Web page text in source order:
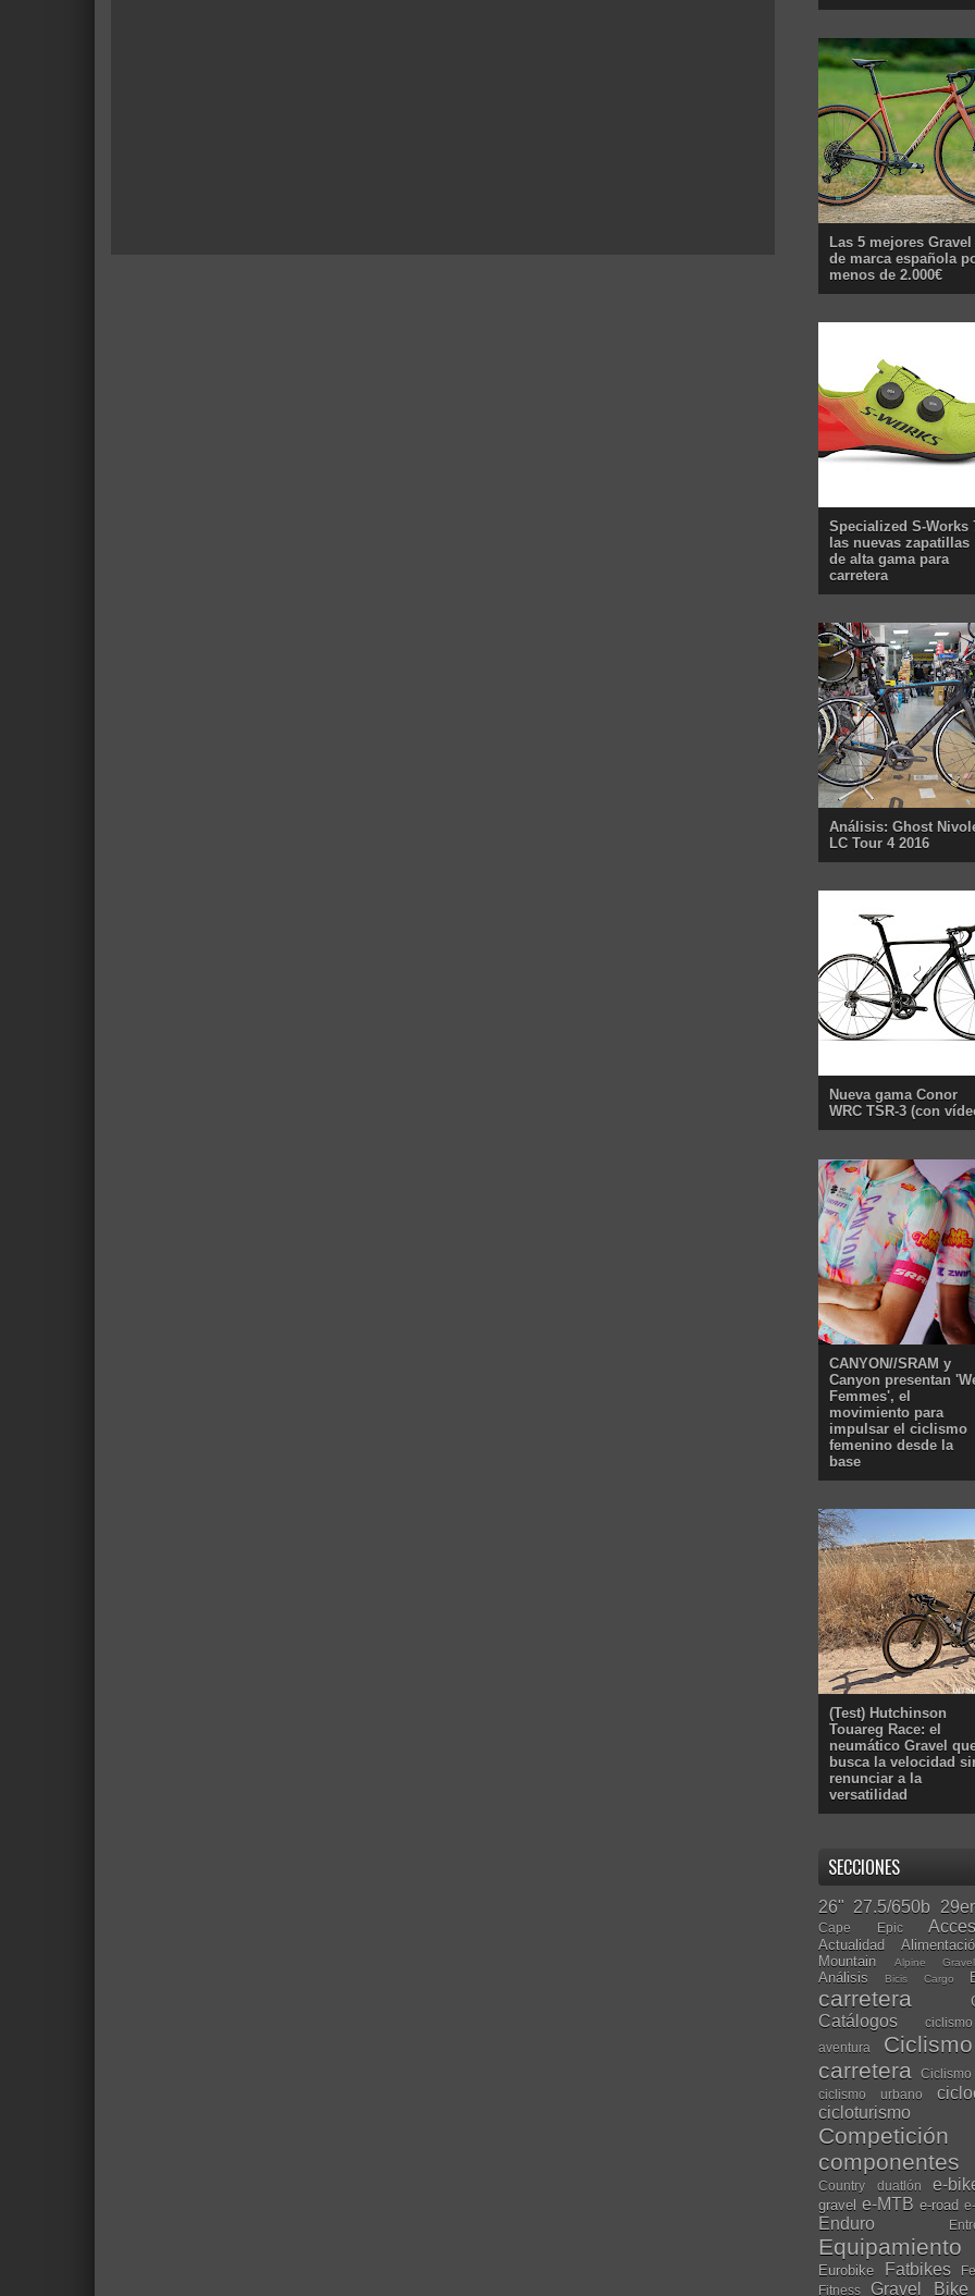
Las 5 mejores Gravel
de marca española
menos de 2.000€
Specialized S-Works
las nuevas zapatillas
de alta gama para
carretera
Análisis: Ghost
LC Tour 4 2016
Nueva gama Conor
WRC TSR-3 (con
CANYON//SRAM y
Canyon presentan
Femmes', el
movimiento para
impulsar el ciclismo
femenino desde la
base
(Test) Hutchinson
Touareg Race: el
neumático Gravel
busca la velocidad
renunciar a la
versatilidad
SECCIONES
26" 27.5/650b 29er
Cape Epic
Actualidad
Mountain
Alpine
Análisis Bicis Cargo
carretera
Catálogos
aventura
carretera
Ciclismo
ciclismo urbano
cicloturismo
Competición
componentes
Country duatlón e-
gravel e-MTB e-road
Enduro
Equipamiento
Eurobike Fatbikes
Fitness
Gravel Bike